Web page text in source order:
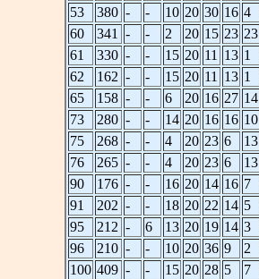
53
380 - - 10 20 30 16 4
60
341 - - 2 20 15 23 23
61
330 - - 15 20 11 13 1
62
162 - - 15 20 11 13 1
65
158 - - 6 20 16 27 14
73
280 - - 14 20 16 16 10
75
268 - - 4 20 23 6 13
76
265 - - 4 20 23 6 13
90
176 - - 16 20 14 16 7
91
202 - - 18 20 22 14 5
95
212 - 6 13 20 19 14 3
96
210 - - 10 20 36 9 2
100 409 - - 15 20 28 5 7